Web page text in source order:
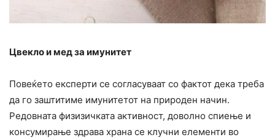
Цвекло и мед за имунитет
Повеќето експерти се согласуваат со фактот дека треба
да го заштитиме имунитетот на природен начин.
Редовната физизичката активност, доволно спиење и
консумирање здрава храна се клучни елементи во